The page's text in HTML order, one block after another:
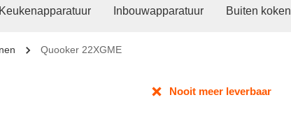
Keukenapparatuur Inbouwapparatuur Buiten koken
Quooker 22XGME
Nooit meer leverbaar